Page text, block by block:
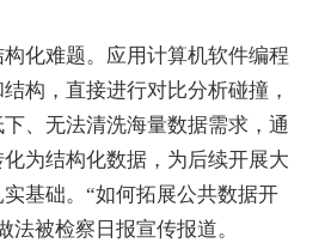
化难题。应用计算机软件编程
构，直接进行对比分析碰撞，
、无法清洗海量数据需求，通
为结构化数据，为后续开展大
基础。“如何拓展公共数据开
法被检察日报宣传报道。